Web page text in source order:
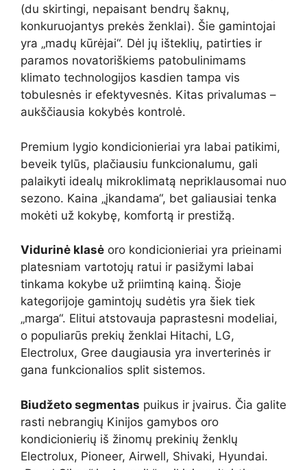
(du skirtingi, nepaisant bendrų šaknų,
konkuruojantys prekės ženklai). Šie gamintojai
yra „madų kūrėjai“. Dėl jų išteklių, patirties ir
paramos novatoriškiems patobulinimams
klimato technologijos kasdien tampa vis
tobulesnės ir efektyvesnės. Kitas privalumas –
aukščiausia kokybės kontrolė.
Premium lygio kondicionieriai yra labai patikimi,
beveik tylūs, plačiausiu funkcionalumu, gali
palaikyti idealų mikroklimatą nepriklausomai nuo
sezono. Kaina „įkandama“, bet galiausiai tenka
mokėti už kokybę, komfortą ir prestižą.
Vidurinė klasė oro kondicionieriai yra prieinami
platesniam vartotojų ratui ir pasižymi labai
tinkama kokybe už priimtiną kainą. Šioje
kategorijoje gamintojų sudėtis yra šiek tiek
„marga“. Elitui atstovauja paprastesni modeliai,
o populiarūs prekių ženklai Hitachi, LG,
Electrolux, Gree daugiausia yra inverterinės ir
gana funkcionalios split sistemos.
Biudžeto segmentas puikus ir įvairus. Čia galite
rasti nebrangių Kinijos gamybos oro
kondicionierių iš žinomų prekinių ženklų
Electrolux, Pioneer, Airwell, Shivaki, Hyundai.